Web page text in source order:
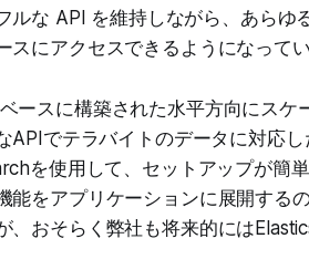
ルな API を維持しながら、あらゆ
スにアクセスできるようになってい
ースに構築された水平方向にス
APIでテラバイトのデータに対応
を使用して、セットアップが簡
能をアプリケーションに展開する
、おそらく弊社も将来的には